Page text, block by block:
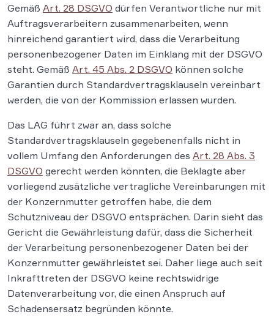
Gemäß Art. 28 DSGVO dürfen Verantwortliche nur mit
Auftragsverarbeitern zusammenarbeiten, wenn
hinreichend garantiert wird, dass die Verarbeitung
personenbezogener Daten im Einklang mit der DSGVO
steht. Gemäß Art. 45 Abs. 2 DSGVO können solche
Garantien durch Standardvertragsklauseln vereinbart
werden, die von der Kommission erlassen wurden.
Das LAG führt zwar an, dass solche
Standardvertragsklauseln gegebenenfalls nicht in
vollem Umfang den Anforderungen des Art. 28 Abs. 3
DSGVO gerecht werden könnten, die Beklagte aber
vorliegend zusätzliche vertragliche Vereinbarungen mit
der Konzernmutter getroffen habe, die dem
Schutzniveau der DSGVO entsprächen. Darin sieht das
Gericht die Gewährleistung dafür, dass die Sicherheit
der Verarbeitung personenbezogener Daten bei der
Konzernmutter gewährleistet sei. Daher liege auch seit
Inkrafttreten der DSGVO keine rechtswidrige
Datenverarbeitung vor, die einen Anspruch auf
Schadensersatz begründen könnte.